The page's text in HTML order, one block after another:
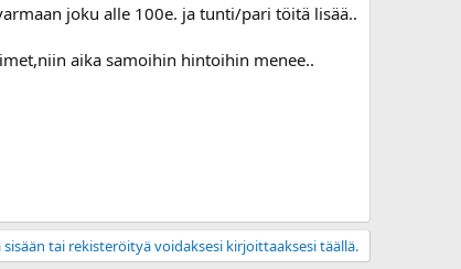
joku alle 100e. ja tunti/pari töitä lisää..
aika samoihin hintoihin menee..
tai rekisteröityä voidaksesi kirjoittaaksesi täällä.